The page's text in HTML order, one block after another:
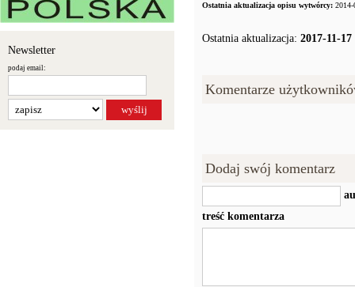
Newsletter
podaj email:
Ostatnia aktualizacja opisu wytwórcy: 2014-
Ostatnia aktualizacja: 2017-11-17
Komentarze
Dodaj swój komentarz
treść komentarza